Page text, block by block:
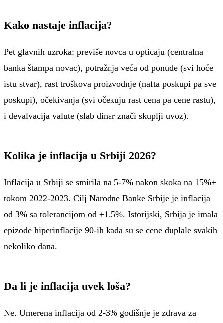
Kako nastaje inflacija?
Pet glavnih uzroka: previše novca u opticaju (centralna
banka štampa novac), potražnja veća od ponude (svi hoće
istu stvar), rast troškova proizvodnje (nafta poskupi pa sve
poskupi), očekivanja (svi očekuju rast cena pa cene rastu),
i devalvacija valute (slab dinar znači skuplji uvoz).
Kolika je inflacija u Srbiji 2026?
Inflacija u Srbiji se smirila na 5-7% nakon skoka na 15%+
tokom 2022-2023. Cilj Narodne Banke Srbije je inflacija
od 3% sa tolerancijom od ±1.5%. Istorijski, Srbija je imala
epizode hiperinflacije 90-ih kada su se cene duplale svakih
nekoliko dana.
Da li je inflacija uvek loša?
Ne. Umerena inflacija od 2-3% godišnje je zdrava za